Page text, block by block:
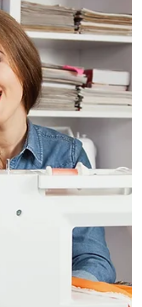
és használatuk. Milyen varrógéptűt
a varrógéptűk típusait, méreteit, az ikertű
mikor érdemes tűt cserélni. A megfelelő
szóhasználattal varrógép tű –
meghatározza a varrás minőségét.